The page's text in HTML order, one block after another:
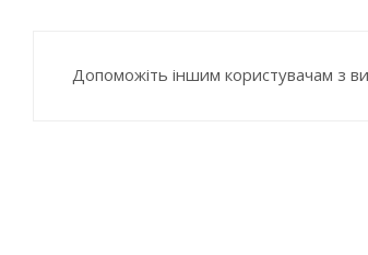
Допоможіть іншим користувачам з